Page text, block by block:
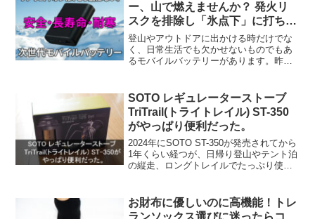
ー、山で燃えませんか？ 発火リ
スクを排除し「氷点下」に打ち勝
つ、準固体＆ナトリウムイオン電
池という選択肢。
登山やアウトドアに出かける時だけでな
く、日常生活でも欠かせないものでもあ
るモバイルバッテリーがあります。昨今
多くが「リチウムイオン電池」が使われ
ています。但し、それは熱...
SOTO レギュレーターストーブ
TriTrail(トライトレイル) ST-350
がやっぱり便利だった。
2024年にSOTO ST-350が発売されてから
1年くらい経つが、日帰り登山やテント泊
の縦走、ロングトレイルでたっぷり使っ
れるST-310を使っていて、そのままST-...
お財布に優しいのに高機能！トレ
ランソックス選びに迷ったらコ